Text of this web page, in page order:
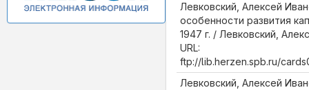
Левковский, Алексей
особенности развития
1947 г. / Левковский,
URL:
ftp://lib.herzen.spb.ru/
Левковский, Алексей